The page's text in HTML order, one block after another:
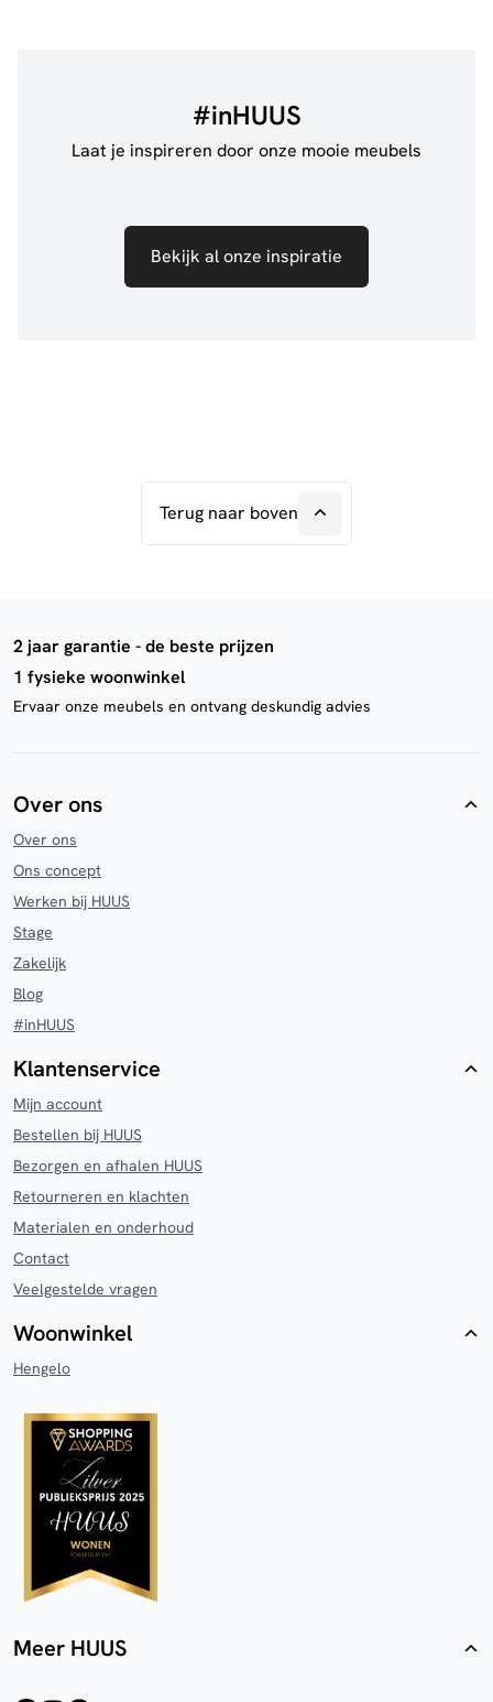
#inHUUS
Laat je inspireren door onze mooie meubels
Bekijk al onze inspiratie
Terug naar boven
2 jaar garantie - de beste prijzen
1 fysieke woonwinkel
Ervaar onze meubels en ontvang deskundig advies
Over ons
Over ons
Ons concept
Werken bij HUUS
Stage
Zakelijk
Blog
#inHUUS
Klantenservice
Mijn account
Bestellen bij HUUS
Bezorgen en afhalen HUUS
Retourneren en klachten
Materialen en onderhoud
Contact
Veelgestelde vragen
Woonwinkel
Hengelo
Meer HUUS